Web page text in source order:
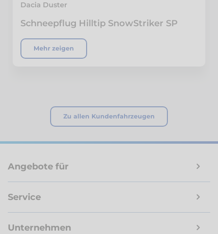
Dacia Duster
Schneepflug Hilltip SnowStriker SP
Mehr zeigen
Zu allen Kundenfahrzeugen
Angebote für
Service
Unternehmen